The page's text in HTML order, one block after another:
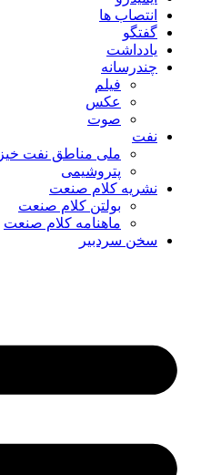
انتصاب ها
گفتگو
یادداشت
چندرسانه
فیلم
عکس
صوت
نفت
ملی مناطق نفت خیز
پتروشیمی
نشریه کلام صنعت
بولتن کلام صنعت
ماهنامه کلام صنعت
سخن سردبیر